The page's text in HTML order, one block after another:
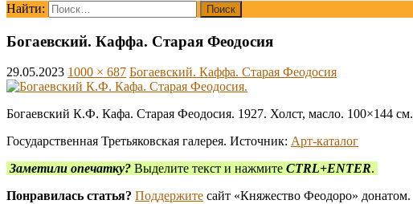
Найти:
Богаевский. Каффа. Старая Феодосия
29.05.2023 1000 × 687 Богаевский. Каффа. Старая Феодосия
Богаевский К.Ф. Кафа. Старая Феодосия. 1927. Холст, масло. 100×144 см.
Государственная Третьяковская галерея. Источник: Арт-каталог
Заметили опечатку? Выделите текст и нажмите CTRL+ENTER.
Понравилась статья? Поддержите сайт «Княжество Феодоро» донатом.